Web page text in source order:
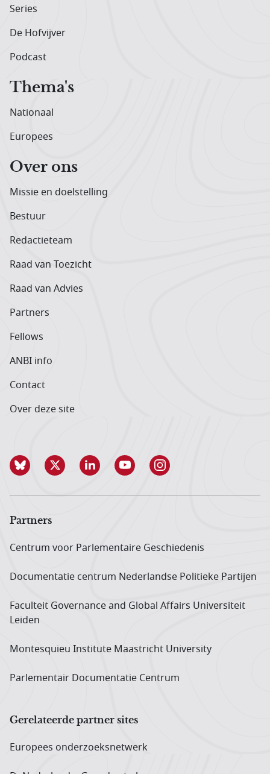
Series
De Hofvijver
Podcast
Thema's
Nationaal
Europees
Over ons
Missie en doelstelling
Bestuur
Redactieteam
Raad van Toezicht
Raad van Advies
Partners
Fellows
ANBI info
Contact
Over deze site
Partners
Centrum voor Parlementaire Geschiedenis
Documentatie centrum Neder­landse Politieke Partijen
Faculteit Governance and Global Affairs Universiteit
Leiden
Montesquieu Institute Maastricht University
Parlementair Documentatie Centrum
Gerelateerde partner sites
Europees onderzoeks­netwerk